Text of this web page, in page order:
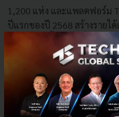
1,200 แห่ง และแพลตฟอร์ม
ปีแรกของปี 2568 สร้างรายไ
เติบโตเพิ่มขึ้นจากปีที่ผ่านมา
2568 จะสามารถสร้างรายไ
นี้ ไปรษณีย์ไทยยังสนับสนุนบริ
ปี 2554 จนถึงปัจจุบัน รวมกว่
ช่วงที่เกิดการปะทะในพื้นที่
แคมเปญเชิญชวนคนไทยร่วม